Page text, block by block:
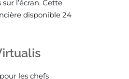
l’écran. Cette
disponible 24
les chefs